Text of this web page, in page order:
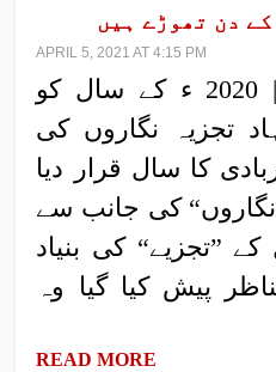
دن تھوڑے ہیں
APRIL 5, 2021 AT 4:15 PM
|تحریر: فضیل اصغر| 2020 ء کے سال کو
تجزیہ نگاروں کی
کا سال قرار دیا
نگاروں“ کی جانب سے
”تجزیے“ کی بنیاد
پیش کیا گیا وہ
READ MORE